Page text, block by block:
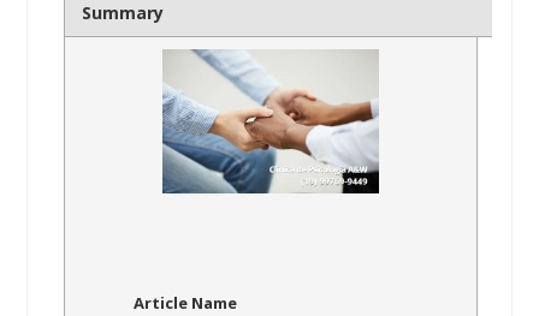
Summary
Article Name